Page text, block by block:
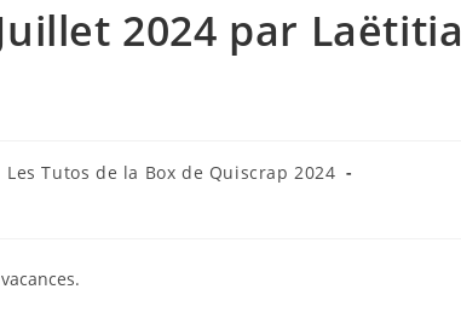
2024 par Laëtitia
Les Tutos de la Box de Quiscrap 2024